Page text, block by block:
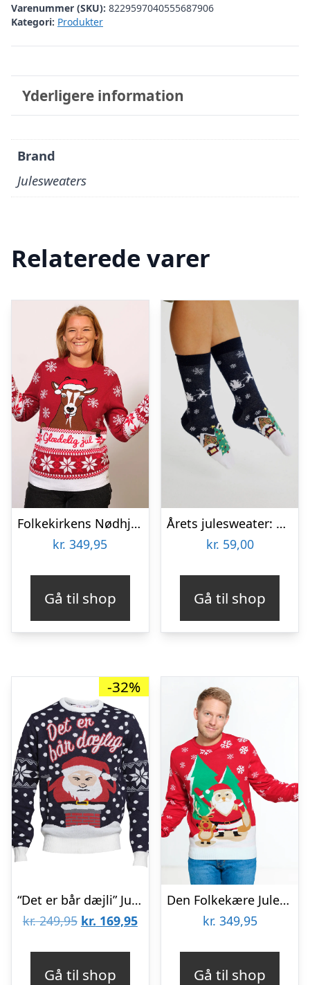
Varenummer (SKU): 8229597040555687906
Kategori: Produkter
Yderligere information
Brand
Julesweaters
Relaterede varer
Folkekirkens Nødhjælp Julesweater – dame / kvinder.
kr. 349,95
Gå til shop
Årets julesweater: Santa Claus Is Coming To Town Socks Navy. Ugly Christmas Sweater lavet i Danmark
kr. 59,00
Gå til shop
-32%
“Det er bår dæjli” Julesweateren
kr.249,95 Den
kr. 169,95Den
Gå til shop
Den Folkekære Julesweater – herre / mænd.
kr. 349,95
Gå til shop